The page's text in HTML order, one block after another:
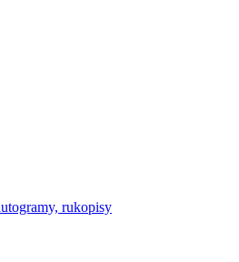
rukopisy